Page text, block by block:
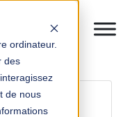
ordinateur.
des
de nous